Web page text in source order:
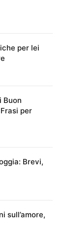
per lei
Buon
per
Brevi,
sull’amore,